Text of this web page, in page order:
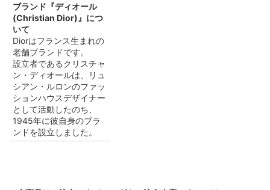
ブランド『ディオール
(Christian Dior)』につ
いて
Diorはフランス生まれの
老舗ブランドです。
設立者であるクリスチャ
ン・ディオールは、リュ
シアン・ルロンのファッ
ションハウスデザイナー
として活動したのち、
1945年に彼自身のブラ
ンドを設立しました。